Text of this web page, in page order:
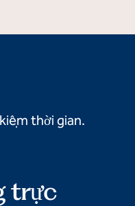
thời gian.
trực